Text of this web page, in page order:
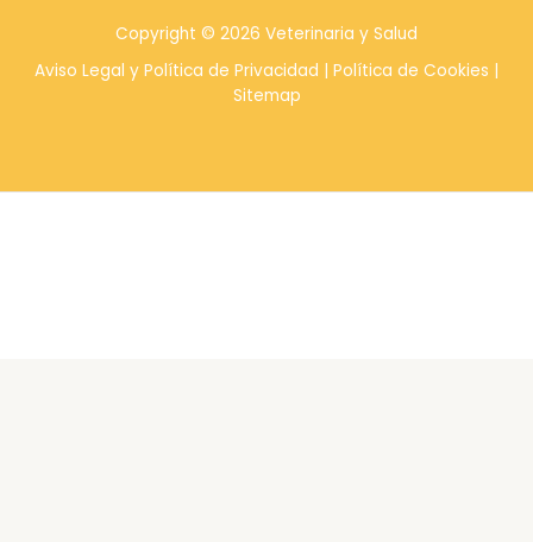
Copyright © 2026 Veterinaria y Salud
Aviso Legal y Política de Privacidad
Política de Cookies
Sitemap